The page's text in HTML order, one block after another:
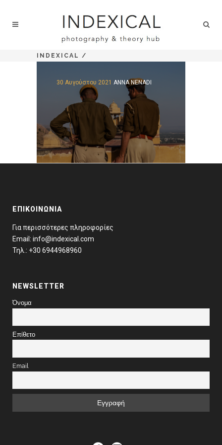
INDEXICAL /
30 Αυγούστου 2021 ANNA NENADI
ΕΠΙΚΟΙΝΩΝΊΑ
Για περισσότερες πληροφορίες
Email: info@indexical.com
Τηλ.: +30 6944968960
NEWSLETTER
Όνομα
Επίθετο
Email